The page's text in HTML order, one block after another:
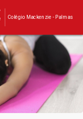
Colégio Mackenzie - Palmas